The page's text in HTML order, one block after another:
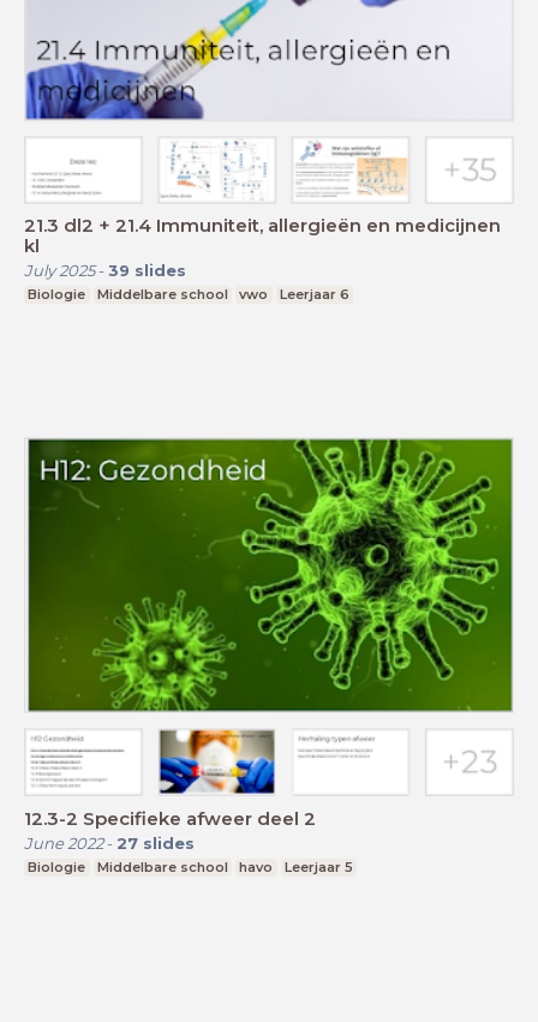
21.3 dl2 + 21.4 Immuniteit, allergieën en medicijnen
kl
July 2025- 39 slides
Biologie Middelbare school vwo Leerjaar 6
12.3-2 Specifieke afweer deel 2
June 2022- 27 slides
Biologie Middelbare school havo Leerjaar 5